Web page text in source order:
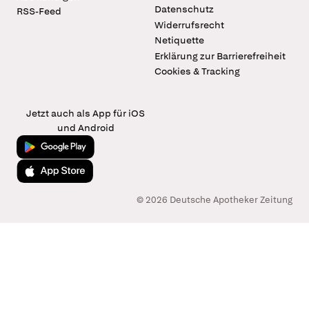
RSS-Feed
Datenschutz
Widerrufsrecht
Netiquette
Erklärung zur Barrierefreiheit
Cookies & Tracking
Jetzt auch als App für iOS
und Android
Jetzt bei Google Play
Laden im App Store
© 2026 Deutsche Apotheker Zeitung